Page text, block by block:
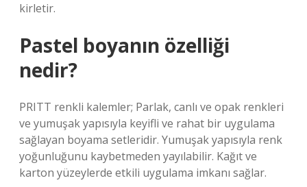
kirletir.
Pastel boyanın özelliği
nedir?
PRITT renkli kalemler; Parlak, canlı ve opak renkleri
ve yumuşak yapısıyla keyifli ve rahat bir uygulama
sağlayan boyama setleridir. Yumuşak yapısıyla renk
yoğunluğunu kaybetmeden yayılabilir. Kağıt ve
karton yüzeylerde etkili uygulama imkanı sağlar.